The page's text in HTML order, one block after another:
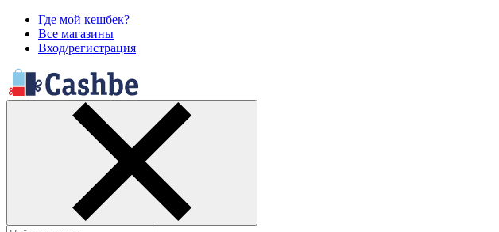
Где мой кешбек?
Все магазины
Вход/регистрация